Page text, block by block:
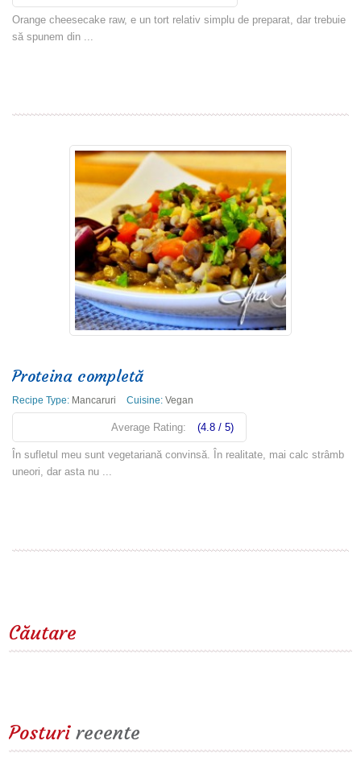
Orange cheesecake raw, e un tort relativ simplu de preparat, dar trebuie
să spunem din ...
Proteina completă
Recipe Type: Mancaruri Cuisine:Vegan
Average Rating: (4.8 / 5)
În sufletul meu sunt vegetariană convinsă. În realitate, mai calc strâmb
uneori, dar asta nu ...
Căutare
Posturirecente